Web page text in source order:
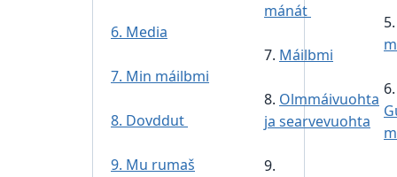
6. Media
7. Min máilbmi
8. Dovddut
9. Mu rumaš
mánát
7. Máilbmi
8. Olmmáivuohta
ja searvevuohta
9.
6.